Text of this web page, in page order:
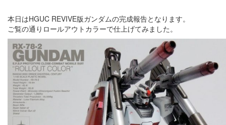
本日はHGUC REVIVE版ガンダムの完成報告となります。
ご覧の通りロールアウトカラーで仕上げてみました。